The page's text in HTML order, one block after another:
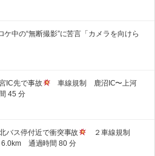
ケ中の“無断撮影”に苦言「カメラを向けら
IC先で事故
車線規制 鹿沼IC〜上河
45 分
バス停付近で衝突事故
２車線規制
通過時間 80 分